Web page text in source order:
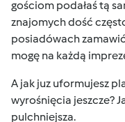
gościom podałaś tą
znajomych dość
posiadówach
mogę na każdą
A jak juz uformujesz
wyrośnięcia jeszcze?
pulchniejsza.